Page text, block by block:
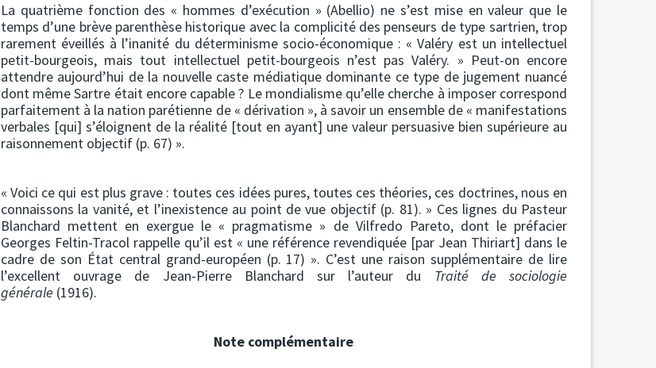
La quatrième fonction des « hommes d’exécution » (Abellio) ne s’est mise en valeur que le
temps d’une brève parenthèse historique avec la complicité des penseurs de type sartrien, trop
rarement éveillés à l’inanité du déterminisme socio-économique : « Valéry est un intellectuel
petit-bourgeois, mais tout intellectuel petit-bourgeois n’est pas Valéry. » Peut-on encore
attendre aujourd’hui de la nouvelle caste médiatique dominante ce type de jugement nuancé
dont même Sartre était encore capable ? Le mondialisme qu’elle cherche à imposer correspond
parfaitement à la nation parétienne de « dérivation », à savoir un ensemble de « manifestations
verbales [qui] s’éloignent de la réalité [tout en ayant] une valeur persuasive bien supérieure au
raisonnement objectif (p. 67) ».
« Voici ce qui est plus grave : toutes ces idées pures, toutes ces théories, ces doctrines, nous en
connaissons la vanité, et l’inexistence au point de vue objectif (p. 81). » Ces lignes du Pasteur
Blanchard mettent en exergue le « pragmatisme » de Vilfredo Pareto, dont le préfacier
Georges Feltin-Tracol rappelle qu’il est « une référence revendiquée [par Jean Thiriart] dans le
cadre de son État central grand-européen (p. 17) ». C’est une raison supplémentaire de lire
l’excellent ouvrage de Jean-Pierre Blanchard sur l’auteur du Traité de sociologie
générale (1916).
Note complémentaire